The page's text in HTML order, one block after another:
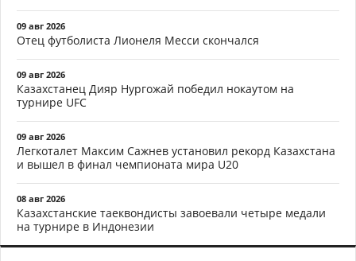
09 авг 2026
Отец футболиста Лионеля Месси скончался
09 авг 2026
Казахстанец Дияр Нургожай победил нокаутом на
турнире UFC
09 авг 2026
Легкоталет Максим Сажнев установил рекорд Казахстана
и вышел в финал чемпионата мира U20
08 авг 2026
Казахстанские таеквондисты завоевали четыре медали
на турнире в Индонезии